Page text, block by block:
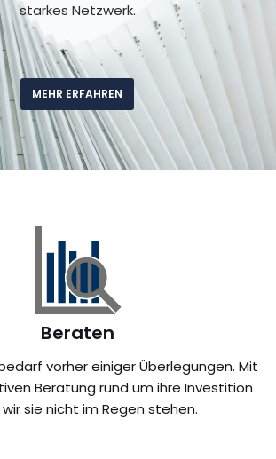
starkes Netzwerk.
MEHR ERFAHREN
Beraten
vorher einiger Überlegungen. Mit
Beratung rund um ihre Investition
sie nicht im Regen stehen.